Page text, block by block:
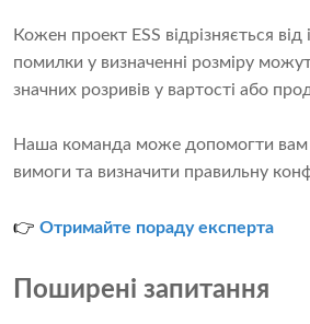
Кожен проект ESS відрізняється від
помилки у визначенні розміру
значних розривів у вартості або
Наша команда може допомогти вам
вимоги та визначити правильну
👉 Отримайте пораду експерта
Поширені запитання